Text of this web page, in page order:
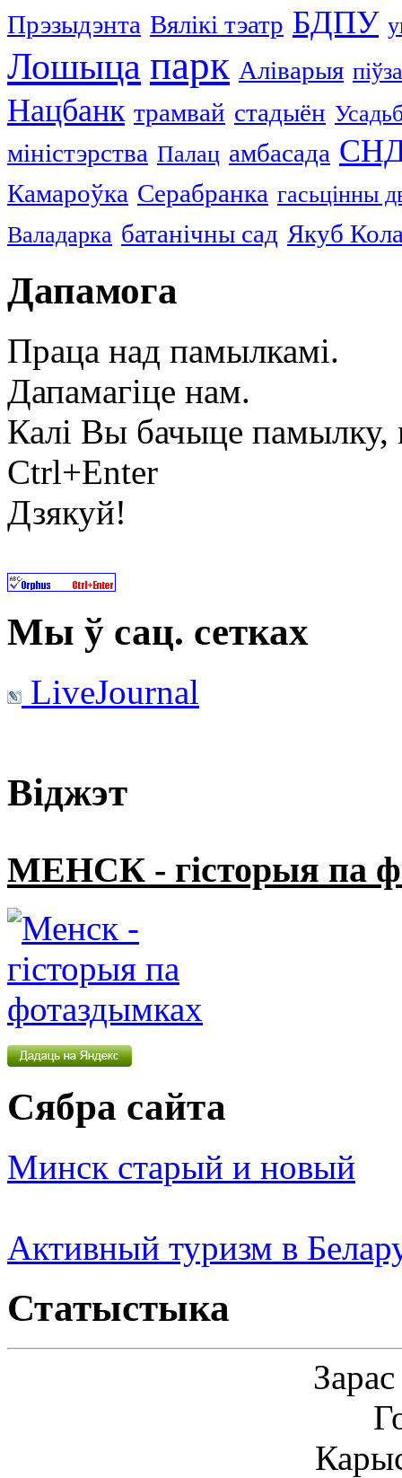
Прэзыдэнта Вялікі тэатр БДПУ
Лошыца парк Аліварыя
Нацбанк трамвай стадыён
міністэрства Палац амбасада
Камароўка Серабранка гасьцінны
Валадарка батанічны сад Якуб
Дапамога
Праца над памылкамі.
Дапамагіце нам.
Калі Вы бачыце памылку,
Ctrl+Enter
Дзякуй!
Мы ў сац. сетках
LiveJournal
Віджэт
МЕНСК - гісторыя па
Сябра сайта
Минск старый и новый
Активный туризм в
Статыстыка